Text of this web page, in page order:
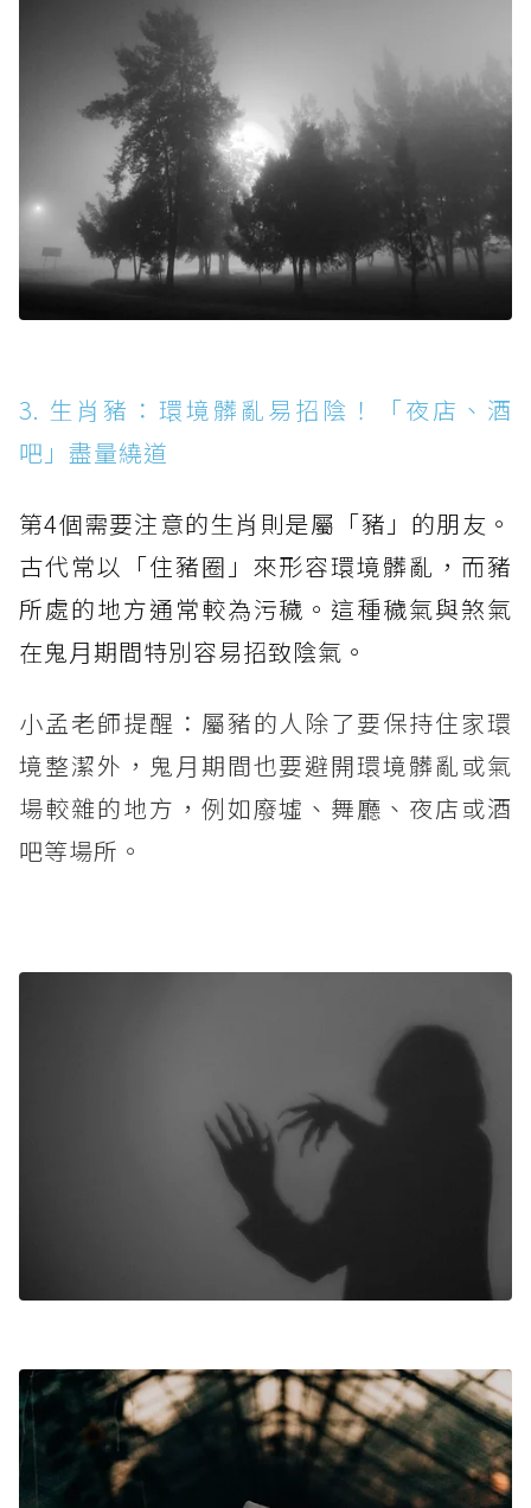
3. 生肖豬：環境髒亂易招陰！「夜店、酒
吧」盡量繞道
第4個需要注意的生肖則是屬「豬」的朋友。
古代常以「住豬圈」來形容環境髒亂，而豬
所處的地方通常較為污穢。這種穢氣與煞氣
在鬼月期間特別容易招致陰氣。
小孟老師提醒：屬豬的人除了要保持住家環
境整潔外，鬼月期間也要避開環境髒亂或氣
場較雜的地方，例如廢墟、舞廳、夜店或酒
吧等場所。